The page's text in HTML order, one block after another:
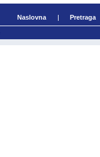
Naslovna Pretraga